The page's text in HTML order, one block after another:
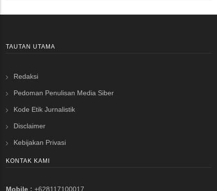
TAUTAN UTAMA
Redaksi
Pedoman Penulisan Media Siber
Kode Etik Jurnalistik
Disclaimer
Kebijakan Privasi
KONTAK KAMI
Mobile : +628117100017